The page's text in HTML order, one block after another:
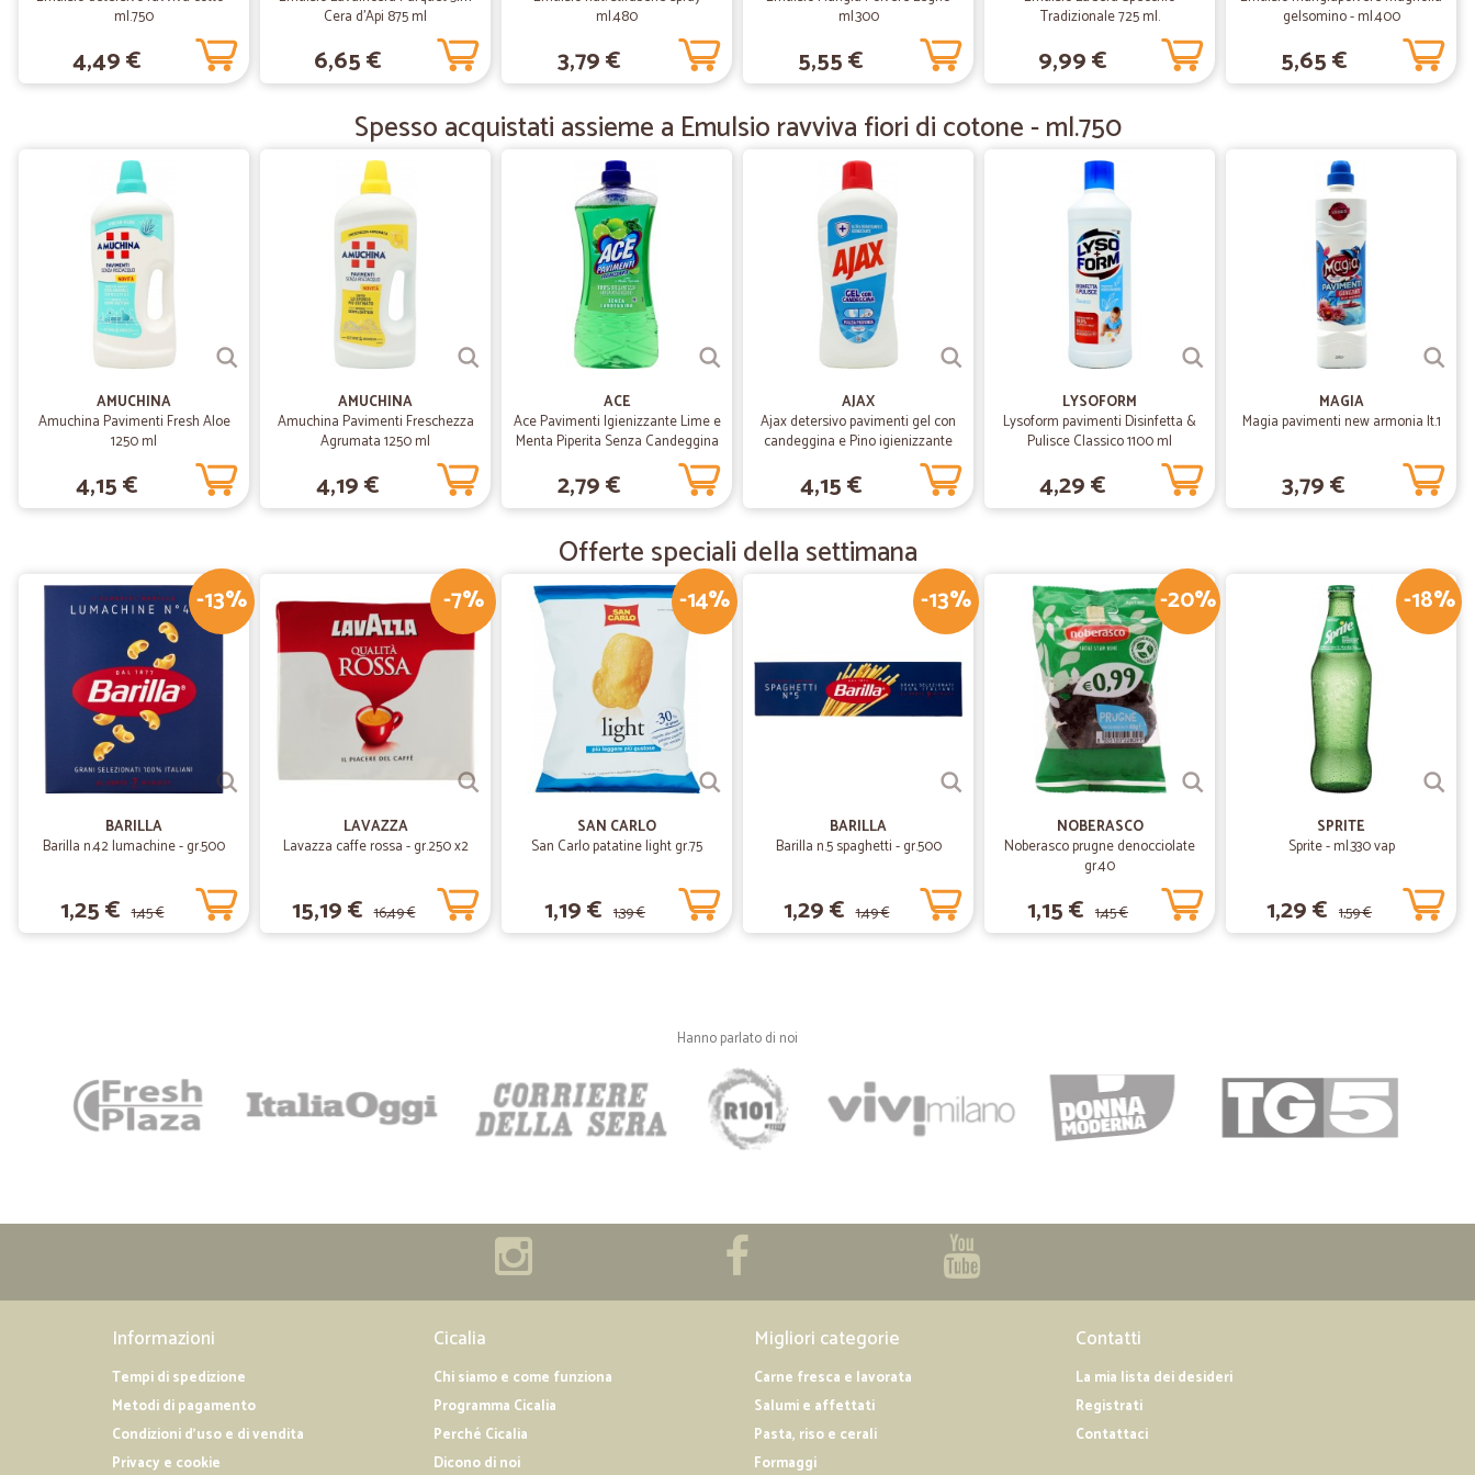
merce ordinata in tempi ragionevoli e ho sempre trovato i prodotti di cui avevo bisogno. Ora
praticamente faccio sempre la spesa online su Cicalia. Lo consiglio sicuramente soprattutto
a chi non lo ha ancora provato. Non ci si può sicuramente pentire.
— Simona G.
13/04/2020
Ottimo
Ottimo servizio
02/03/2020
veloci e perfetti
Proposta di vendita chiara
Proposta di vendita chiara. Spedizione puntuale
31/12/2019
—
Velocissimo nella spedizione
Velocissimo nella spedizione, all’interno della confezione trovo persino un piccolo presente
ml.750
4,49 €
Cera d'Api 875 ml
6,65 €
ml.480
3,79 €
ml.300
5,55 €
Tradizionale 725 ml.
9,99 €
gelsomino - ml.400
5,65 €
Spesso acquistati assieme a Emulsio ravviva fiori di cotone - ml.750
AMUCHINA
Amuchina Pavimenti Fresh Aloe
1250 ml
4,15 €
AMUCHINA
Amuchina Pavimenti Freschezza
Agrumata 1250 ml
4,19 €
ACE
Ace Pavimenti Igienizzante Lime e
Menta Piperita Senza Candeggina
2,79 €
AJAX
Ajax detersivo pavimenti gel con
candeggina e Pino igienizzante
4,15 €
LYSOFORM
Lysoform pavimenti Disinfetta &
Pulisce Classico 1100 ml
4,29 €
MAGIA
Magia pavimenti new armonia lt.1
3,79 €
Offerte speciali della settimana
-13%
BARILLA
Barilla n.42 lumachine - gr.500
1,25 € 1,45 €
-7%
LAVAZZA
Lavazza caffe rossa - gr.250 x2
15,19 € 16,49 €
-14%
SAN CARLO
San Carlo patatine light gr.75
1,19 € 1,39 €
-13%
BARILLA
Barilla n.5 spaghetti - gr.500
1,29 € 1,49 €
-20%
NOBERASCO
Noberasco prugne denocciolate
gr.40
1,15 € 1,45 €
-18%
SPRITE
Sprite - ml.330 vap
1,29 € 1,59 €
Hanno parlato di noi
Informazioni
Tempi di spedizione
Metodi di pagamento
Condizioni d'uso e di vendita
Privacy e cookie
Cicalia
Chi siamo e come funziona
Programma Cicalia
Perché Cicalia
Dicono di noi
Migliori categorie
Carne fresca e lavorata
Salumi e affettati
Pasta, riso e cerali
Formaggi
Contatti
La mia lista dei desideri
Registrati
Contattaci